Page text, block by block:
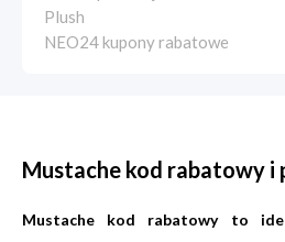
Plush
NEO24 kupony rabatowe
Mustache kod rabatowy i
Mustache kod rabatowy to